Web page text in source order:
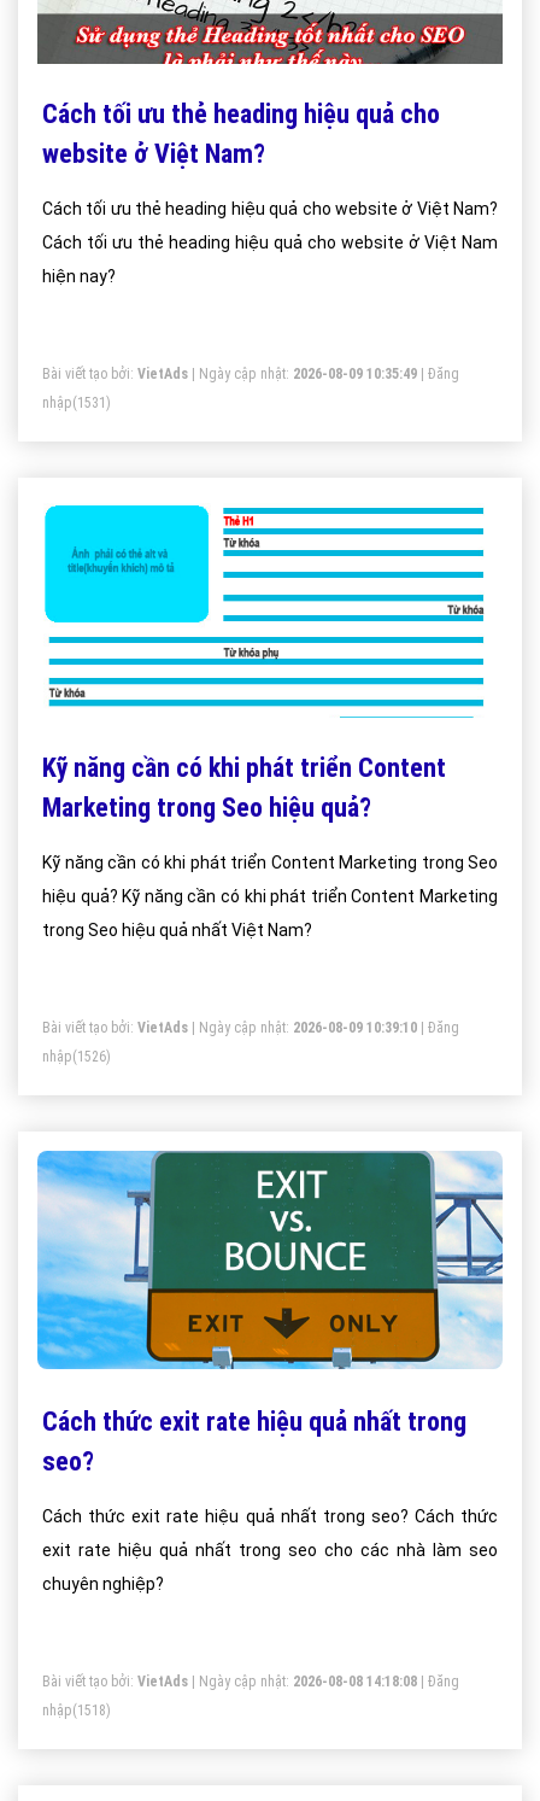
Cách tối ưu thẻ heading hiệu quả cho
website ở Việt Nam?
Cách tối ưu thẻ heading hiệu quả cho website ở Việt Nam?
Cách tối ưu thẻ heading hiệu quả cho website ở Việt Nam
hiện nay?
Bài viết tạo bởi: VietAds | Ngày cập nhật: 2026-08-09 10:35:49
Đăng
nhập(1531)
Kỹ năng cần có khi phát triển Content
Marketing trong Seo hiệu quả?
Kỹ năng cần có khi phát triển Content Marketing trong Seo
hiệu quả? Kỹ năng cần có khi phát triển Content Marketing
trong Seo hiệu quả nhất Việt Nam?
Bài viết tạo bởi: VietAds | Ngày cập nhật: 2026-08-09 10:39:10
Đăng
nhập(1526)
Cách thức exit rate hiệu quả nhất trong
seo?
Cách thức exit rate hiệu quả nhất trong seo? Cách thức
exit rate hiệu quả nhất trong seo cho các nhà làm seo
chuyên nghiệp?
Bài viết tạo bởi: VietAds | Ngày cập nhật: 2026-08-08 14:18:08
Đăng
nhập(1518)